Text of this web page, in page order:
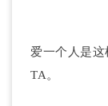
爱一个人是
TA。